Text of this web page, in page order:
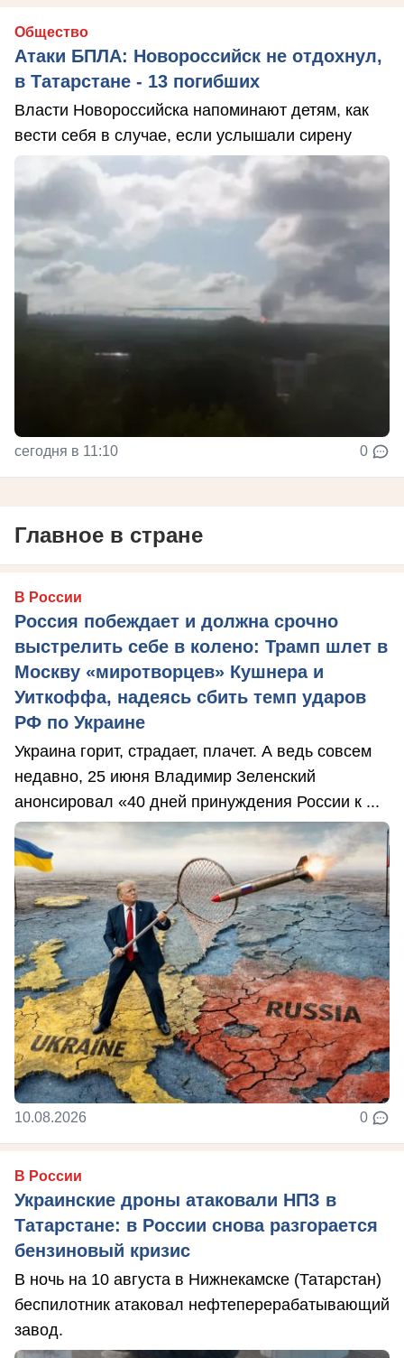
Общество
Атаки БПЛА: Новороссийск не отдохнул,
в Татарстане - 13 погибших
Власти Новороссийска напоминают детям, как
вести себя в случае, если услышали сирену
сегодня в 11:10 0
Главное в стране
В России
Россия побеждает и должна срочно
выстрелить себе в колено: Трамп шлет в
Москву «миротворцев» Кушнера и
Уиткоффа, надеясь сбить темп ударов
РФ по Украине
Украина горит, страдает, плачет. А ведь совсем
недавно, 25 июня Владимир Зеленский
анонсировал «40 дней принуждения России к ...
10.08.2026 0
В России
Украинские дроны атаковали НПЗ в
Татарстане: в России снова разгорается
бензиновый кризис
В ночь на 10 августа в Нижнекамске (Татарстан)
беспилотник атаковал нефтеперерабатывающий
завод.